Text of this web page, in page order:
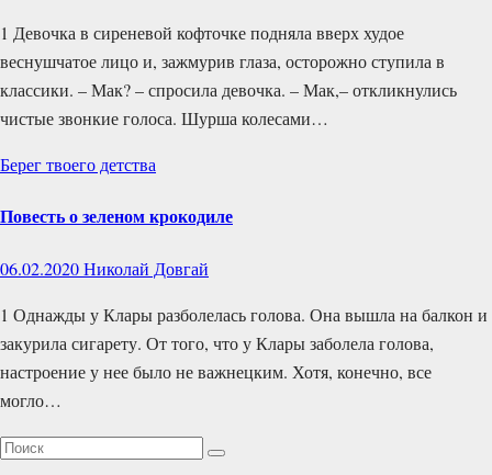
1 Девочка в сиреневой кофточке подняла вверх худое
веснушчатое лицо и, зажмурив глаза, осторожно ступила в
классики. – Мак? – спросила девочка. – Мак,– откликнулись
чистые звонкие голоса. Шурша колесами…
Берег твоего детства
Повесть о зеленом крокодиле
06.02.2020Николай Довгай
1 Однажды у Клары разболелась голова. Она вышла на балкон и
закурила сигарету. От того, что у Клары заболела голова,
настроение у нее было не важнецким. Хотя, конечно, все
могло…